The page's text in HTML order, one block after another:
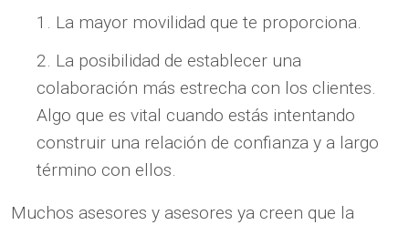
La mayor movilidad que te proporciona.
La posibilidad de establecer una
colaboración más estrecha con los clientes.
Algo que es vital cuando estás intentando
construir una relación de confianza y a largo
término con ellos.
Muchos asesores y asesores ya creen que la